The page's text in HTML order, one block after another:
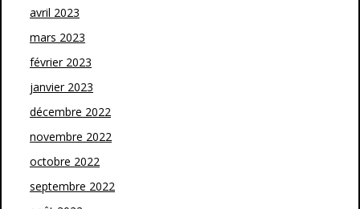
avril 2023
mars 2023
février 2023
janvier 2023
décembre 2022
novembre 2022
octobre 2022
septembre 2022